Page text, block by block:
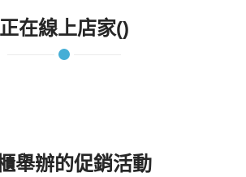
正在線上店家()
舉辦的促銷活動